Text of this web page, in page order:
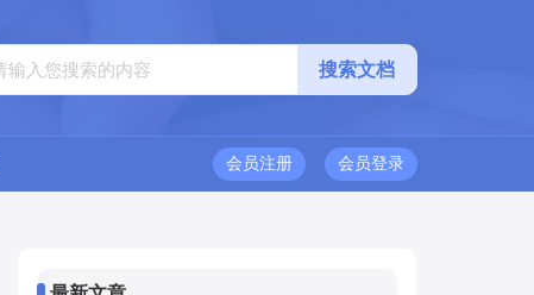
会员登录
会员注册